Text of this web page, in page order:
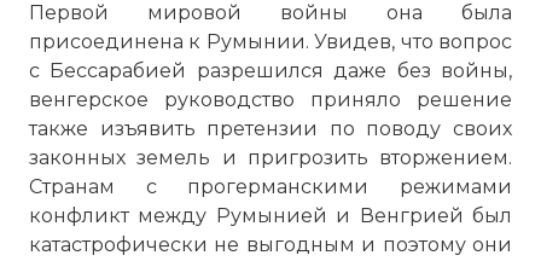
Первой мировой войны она была
присоединена к Румынии. Увидев, что вопрос
с Бессарабией разрешился даже без войны,
венгерское руководство приняло решение
также изъявить претензии по поводу своих
законных земель и пригрозить вторжением.
Странам с прогерманскими режимами
конфликт между Румынией и Венгрией был
катастрофически не выгодным и поэтому они